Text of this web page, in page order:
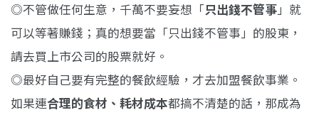
◎不管做任何生意，千萬不要妄想「只出錢不管事」就
可以等著賺錢；真的想要當「只出錢不管事」的股東，
請去買上市公司的股票就好。
◎最好自己要有完整的餐飲經驗，才去加盟餐飲事業。
如果連合理的食材、耗材成本都搞不清楚的話，那成為